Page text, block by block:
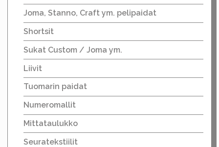
Joma, Stanno, Craft ym. pelipaidat
Shortsit
Sukat Custom / Joma ym.
Liivit
Tuomarin paidat
Numeromallit
Mittataulukko
Seuratekstiilit